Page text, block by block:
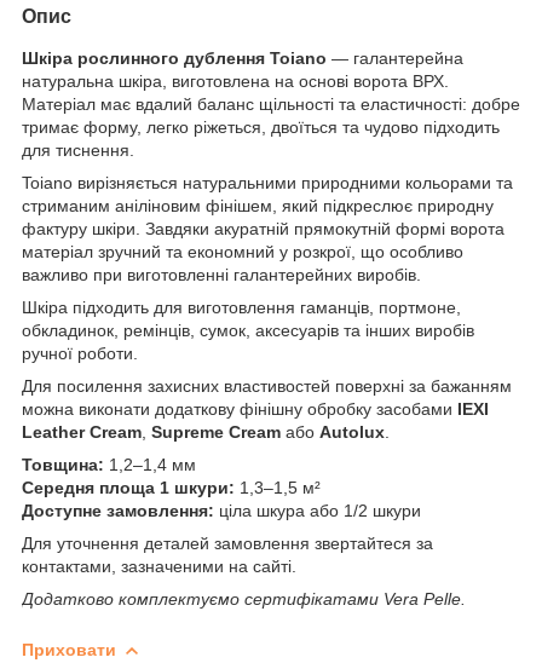
Опис
Шкіра рослинного дублення Toiano — галантерейна
натуральна шкіра, виготовлена на основі ворота ВРХ.
Матеріал має вдалий баланс щільності та еластичності: добре
тримає форму, легко ріжеться, двоїться та чудово підходить
для тиснення.
Toiano вирізняється натуральними природними кольорами та
стриманим аніліновим фінішем, який підкреслює природну
фактуру шкіри. Завдяки акуратній прямокутній формі ворота
матеріал зручний та економний у розкрої, що особливо
важливо при виготовленні галантерейних виробів.
Шкіра підходить для виготовлення гаманців, портмоне,
обкладинок, ремінців, сумок, аксесуарів та інших виробів
ручної роботи.
Для посилення захисних властивостей поверхні за бажанням
можна виконати додаткову фінішну обробку засобами IEXI
Leather Cream Supreme Cream або Autolux
Товщина: 1,2–1,4 мм
Середня площа 1 шкури: 1,3–1,5 м²
Доступне замовлення: ціла шкура або 1/2 шкури
Для уточнення деталей замовлення звертайтеся за
контактами, зазначеними на сайті.
Додатково комплектуємо сертифікатами Vera Pelle.
Приховати